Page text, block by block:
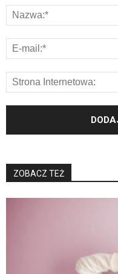
ZOBACZ TEŻ